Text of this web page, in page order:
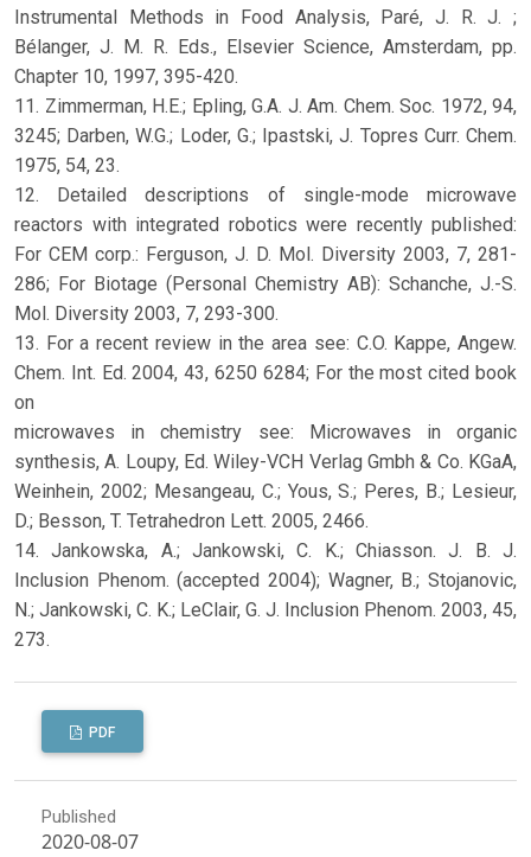
Instrumental Methods in Food Analysis, Paré, J. R. J. ;
Bélanger, J. M. R. Eds., Elsevier Science, Amsterdam, pp.
Chapter 10, 1997, 395-420.
11. Zimmerman, H.E.; Epling, G.A. J. Am. Chem. Soc. 1972, 94,
3245; Darben, W.G.; Loder, G.; Ipastski, J. Topres Curr. Chem.
1975, 54, 23.
12. Detailed descriptions of single-mode microwave
reactors with integrated robotics were recently published:
For CEM corp.: Ferguson, J. D. Mol. Diversity 2003, 7, 281-
286; For Biotage (Personal Chemistry AB): Schanche, J.-S.
Mol. Diversity 2003, 7, 293-300.
13. For a recent review in the area see: C.O. Kappe, Angew.
Chem. Int. Ed. 2004, 43, 6250 6284; For the most cited book
on
microwaves in chemistry see: Microwaves in organic
synthesis, A. Loupy, Ed. Wiley-VCH Verlag Gmbh & Co. KGaA,
Weinhein, 2002; Mesangeau, C.; Yous, S.; Peres, B.; Lesieur,
D.; Besson, T. Tetrahedron Lett. 2005, 2466.
14. Jankowska, A.; Jankowski, C. K.; Chiasson. J. B. J.
Inclusion Phenom. (accepted 2004); Wagner, B.; Stojanovic,
N.; Jankowski, C. K.; LeClair, G. J. Inclusion Phenom. 2003, 45,
273.
PDF
Published
2020-08-07